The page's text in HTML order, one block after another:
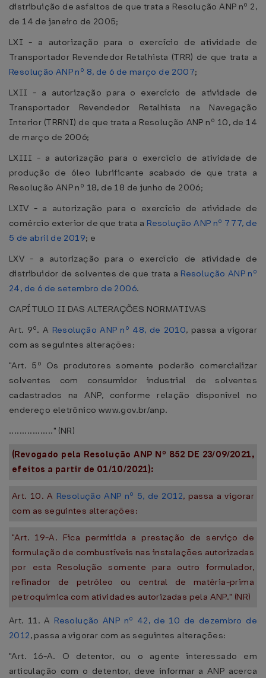
distribuição de asfaltos de que trata a Resolução ANP nº 2,
de 14 de janeiro de 2005;
LXI - a autorização para o exercício de atividade de
Transportador Revendedor Retalhista (TRR) de que trata a
Resolução ANP nº 8, de 6 de março de 2007;
LXII - a autorização para o exercício de atividade de
Transportador Revendedor Retalhista na Navegação
Interior (TRRNI) de que trata a Resolução ANP nº 10, de 14
de março de 2006;
LXIII - a autorização para o exercício de atividade de
produção de óleo lubrificante acabado de que trata a
Resolução ANP nº 18, de 18 de junho de 2006;
LXIV - a autorização para o exercício de atividade de
comércio exterior de que trata a Resolução ANP nº 777, de
5 de abril de 2019; e
LXV - a autorização para o exercício de atividade de
distribuidor de solventes de que trata a Resolução ANP nº
24, de 6 de setembro de 2006.
CAPÍTULO II DAS ALTERAÇÕES NORMATIVAS
Art. 9º. A Resolução ANP nº 48, de 2010, passa a vigorar
com as seguintes alterações:
"Art. 5º Os produtores somente poderão comercializar
solventes com consumidor industrial de solventes
cadastrados na ANP, conforme relação disponível no
endereço eletrônico www.gov.br/anp.
................." (NR)
(Revogado pela Resolução ANP Nº 852 DE 23/09/2021,
efeitos a partir de 01/10/2021):
Art. 10. A Resolução ANP nº 5, de 2012, passa a vigorar
com as seguintes alterações:
"Art. 19-A. Fica permitida a prestação de serviço de
formulação de combustíveis nas instalações autorizadas
por esta Resolução somente para outro formulador,
refinador de petróleo ou central de matéria-prima
petroquímica com atividades autorizadas pela ANP." (NR)
Art. 11. A Resolução ANP nº 42, de 10 de dezembro de
2012, passa a vigorar com as seguintes alterações:
"Art. 16-A. O detentor, ou o agente interessado em
articulação com o detentor, deve informar a ANP acerca